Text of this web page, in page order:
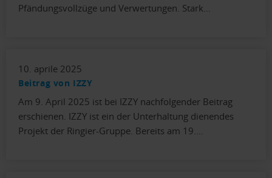
Pfändungsvollzüge und Verwertungen. Stark…
10. aprile 2025
Beitrag von IZZY
Am 9. April 2025 ist bei IZZY nachfolgender Beitrag
erschienen. IZZY ist ein der Unterhaltung dienendes
Projekt der Ringier-Gruppe. Bereits am 19.…